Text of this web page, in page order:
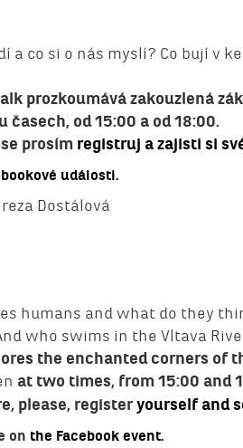
a co si o nás myslí? Co bují v
prozkoumává zakouzlená
časech, od 15:00 a od 18:00.
prosím registruj a zajisti si
události.
Dostálová
humans and what do they
who swims in the Vltava
the enchanted corners of
at two times, from 15:00 and
please, registeryourself and
on the Facebook event.